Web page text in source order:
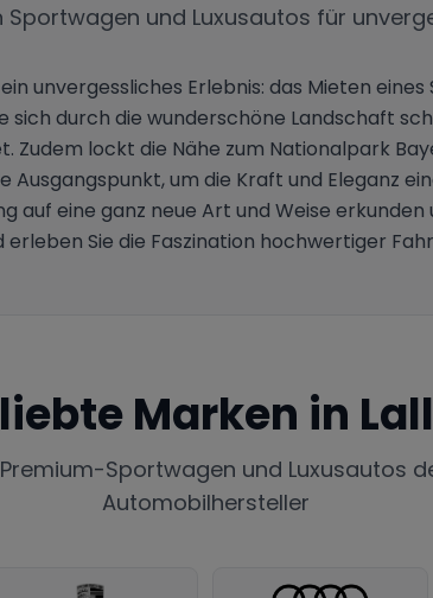
Sportwagen und Luxusautos für
unvergessliches Erlebnis: das Mieten
sich durch die wunderschöne Landschaft
Zudem lockt die Nähe zum Nationalpark
Ausgangspunkt, um die Kraft und Eleganz
auf eine ganz neue Art und Weise
erleben Sie die Faszination hochwertiger
Marken in
Sportwagen und Luxusautos
Automobilhersteller